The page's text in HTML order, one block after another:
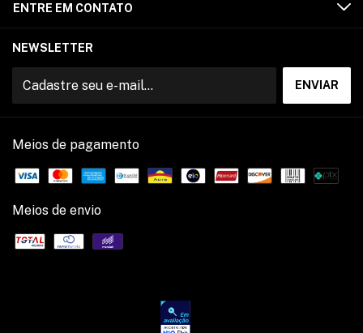
ENTRE EM CONTATO
NEWSLETTER
Meios de pagamento
Meios de envio